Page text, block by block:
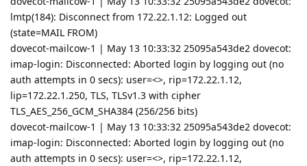
lmtp(184): Disconnect from 172.22.1.12: Logged out
(state=MAIL FROM)
dovecot-mailcow-1 | May 13 10:33:32 25095a543de2 dovecot:
imap-login: Disconnected: Aborted login by logging out (no
auth attempts in 0 secs): user=<>, rip=172.22.1.12,
lip=172.22.1.250, TLS, TLSv1.3 with cipher
TLS_AES_256_GCM_SHA384 (256/256 bits)
dovecot-mailcow-1 | May 13 10:33:32 25095a543de2 dovecot:
imap-login: Disconnected: Aborted login by logging out (no
auth attempts in 0 secs): user=<>, rip=172.22.1.12,